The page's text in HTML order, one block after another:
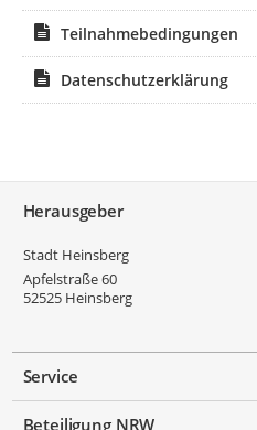
Teilnahmebedingungen
Datenschutzerklärung
Herausgeber
Stadt Heinsberg
Apfelstraße 60
52525 Heinsberg
Service
Beteiligung NRW